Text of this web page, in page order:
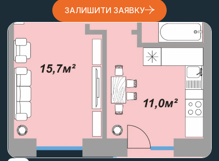
ЗАЛИШИТИ ЗАЯВКУ